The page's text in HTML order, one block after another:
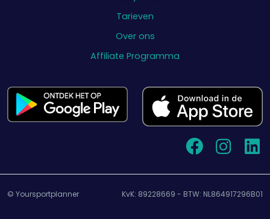
Tarieven
Over ons
Affiliate Programma
© Yoursportplanner KvK: 89228669 - BTW: NL864917296B01